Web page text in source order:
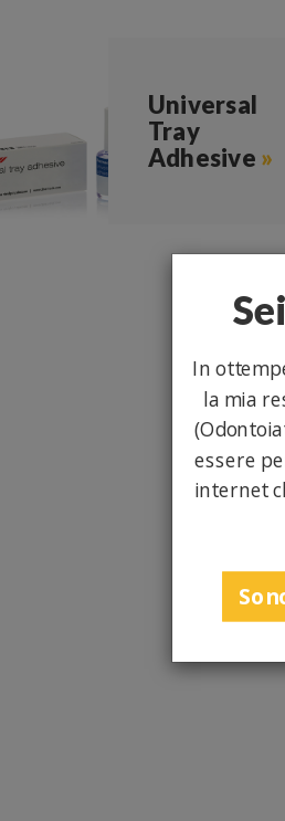
Universal
Tray
Adhesive »
In
la mia
essere
internet